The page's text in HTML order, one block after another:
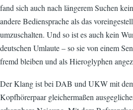
fand sich auch nach längerem Suchen
andere Bediensprache als das
umzuschalten. Und so ist es auch kein
deutschen Umlaute – so sie von einem
fremd bleiben und als Hieroglyphen
Der Klang ist bei DAB und UKW mit
Kopfhörerpaar gleichermaßen